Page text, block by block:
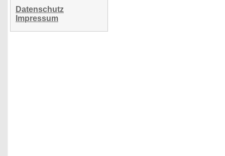
Datenschutz
Impressum